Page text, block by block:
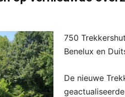
750
Benelux en
De nieuwe